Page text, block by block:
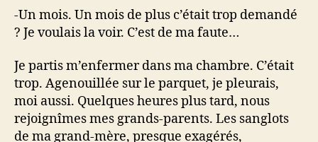
-Un mois. Un mois de plus c’était trop demandé
? Je voulais la voir. C’est de ma faute…
Je partis m’enfermer dans ma chambre. C’était
trop. Agenouillée sur le parquet, je pleurais,
moi aussi. Quelques heures plus tard, nous
rejoignîmes mes grands-parents. Les sanglots
de ma grand-mère, presque exagérés,